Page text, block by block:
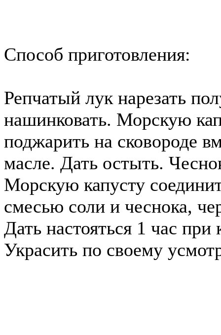
Способ приготовления:
Репчатый лук нарезать
нашинковать. Морскую
поджарить на сковороде
масле. Дать остыть.
Морскую капусту
смесью соли и чеснока,
Дать настояться 1 час
Украсить по своему